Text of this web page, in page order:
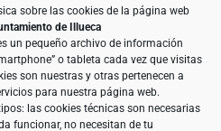
sobre las cookies de la página web
de Illueca
un pequeño archivo de información
o tableta cada vez que visitas
son nuestras y otras pertenecen a
para nuestra página web.
las cookies técnicas son necesarias
funcionar, no necesitan de tu
al efecto /
general, sólo el personal de
autorizado podrá
que le pedimos /
a saber qué información
y eliminarla, tal y como se
disponible en nuestra
» Más información en